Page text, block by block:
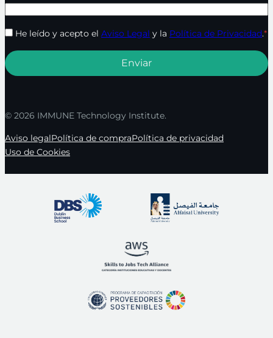
He leído y acepto el Aviso Legal y la Política de Privacidad.*
© 2026 IMMUNE Technology Institute.
Aviso legalPolítica de compraPolítica de privacidad
Uso de Cookies